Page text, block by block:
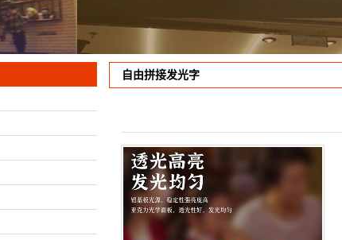
树脂字
外漏点字
高档标识与导视
标牌.门牌
自由拼接发光字